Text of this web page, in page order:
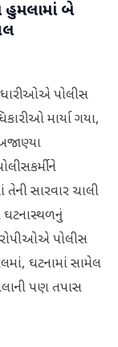
હુમલામાં બે
પોલીસ
માર્યા ગયા,
સારવાર ચાલી
પોલીસ
ઘટનામાં સામેલ
પણ તપાસ